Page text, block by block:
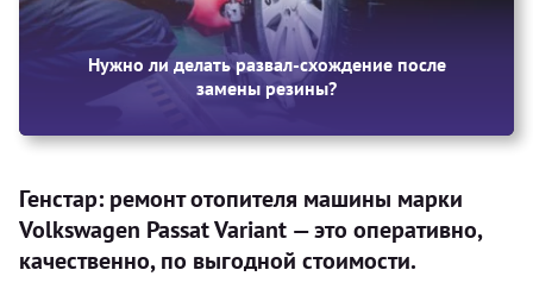
Нужно ли делать развал-схождение после
замены резины?
Генстар: ремонт отопителя машины марки
Volkswagen Passat Variant — это оперативно,
качественно, по выгодной стоимости.